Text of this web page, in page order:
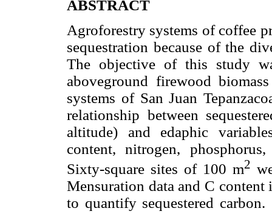
ABSTRACT
Agroforestry systems of coffee
sequestration because of the
The objective of this study
aboveground firewood
systems of San Juan
relationship between
altitude) and edaphic
content, nitrogen,
Sixty-square sites of 100 m2
Mensuration data and C
to quantify sequestered